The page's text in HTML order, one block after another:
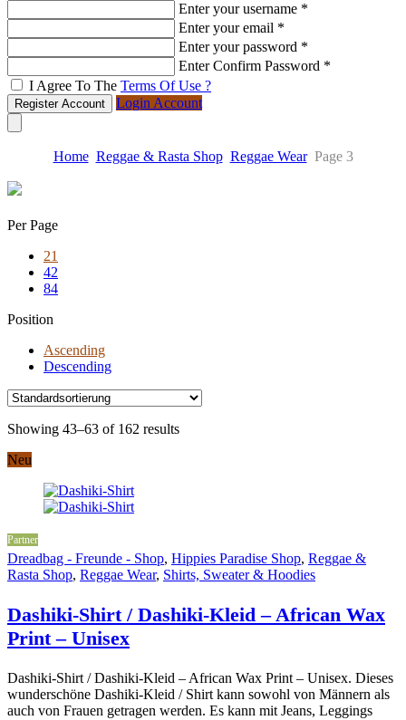
Enter your username *
Enter your email *
Enter your password *
Enter Confirm Password *
I Agree To The Terms Of Use ?
Register Account Login Account
Home Reggae & Rasta Shop Reggae WearPage 3
Skip
content
Per Page
21
42
84
Position
Ascending
Descending
Showing 43–63 of 162 results
Neu
Partner
Dreadbag - Freunde - Shop, Hippies Paradise Shop, Reggae &
Rasta Shop, Reggae Wear, Shirts, Sweater & Hoodies
Dashiki-Shirt / Dashiki-Kleid – African Wax
Print – Unisex
Dashiki-Shirt / Dashiki-Kleid – African Wax Print – Unisex. Dieses
wunderschöne Dashiki-Kleid / Shirt kann sowohl von Männern als
auch von Frauen getragen werden. Es kann mit Jeans, Leggings